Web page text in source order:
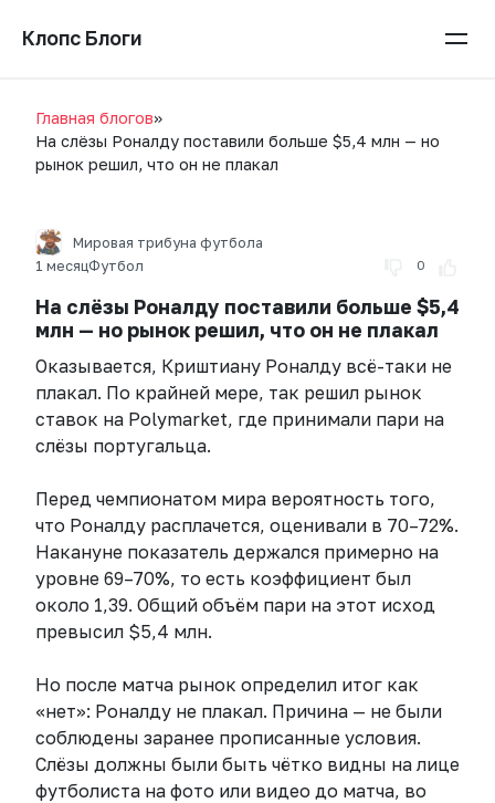
Клопс Блоги
Главная блогов»
На слёзы Роналду поставили больше $5,4 млн — но
рынок решил, что он не плакал
0
Мировая трибуна футбола
1 месяцФутбол
На слёзы Роналду поставили больше $5,4
млн — но рынок решил, что он не плакал
Оказывается, Криштиану Роналду всё-таки не
плакал. По крайней мере, так решил рынок
ставок на Polymarket, где принимали пари на
слёзы португальца.
Перед чемпионатом мира вероятность того,
что Роналду расплачется, оценивали в 70–72%.
Накануне показатель держался примерно на
уровне 69–70%, то есть коэффициент был
около 1,39. Общий объём пари на этот исход
превысил $5,4 млн.
Но после матча рынок определил итог как
«нет»: Роналду не плакал. Причина — не были
соблюдены заранее прописанные условия.
Слёзы должны были быть чётко видны на лице
футболиста на фото или видео до матча, во